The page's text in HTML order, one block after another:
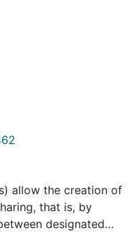
allow the creation of
that is, by
designated
are not